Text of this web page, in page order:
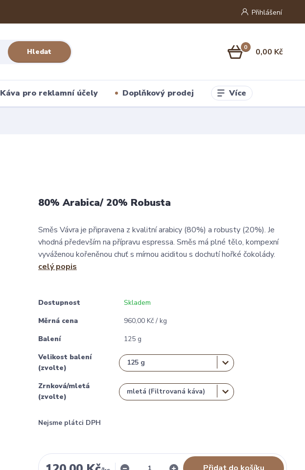
Přihlášení
Hledat 0 0,00 Kč
Káva pro reklamní účely Doplňkový prodej Více
80% Arabica/ 20% Robusta
Směs Vávra je připravena z kvalitní arabicy (80%) a robusty (20%). Je
vhodná především na přípravu espressa. Směs má plné tělo, kompexní
vyváženou kořeněnou chuť s mírnou aciditou s dochutí hořké čokolády.
celý popis
Dostupnost
Skladem
Měrná cena
960,00 Kč / kg
Balení
125 g
Velikost balení
(zvolte)
Zrnková/mletá
(zvolte)
Nejsme plátci DPH